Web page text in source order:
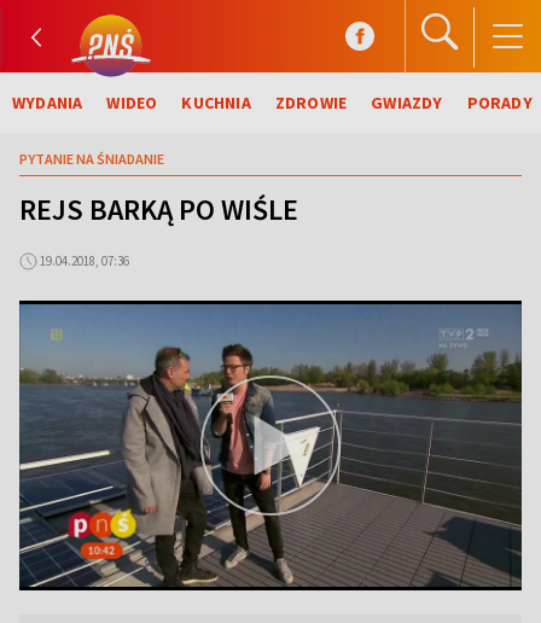
WYDANIA WIDEO KUCHNIA ZDROWIE GWIAZDY PORADY
PYTANIE NA ŚNIADANIE
REJS BARKĄ PO WIŚLE
19.04.2018, 07:36